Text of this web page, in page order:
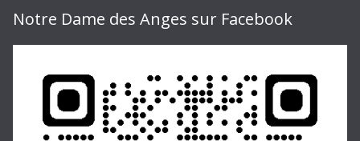
Notre Dame des Anges sur Facebook